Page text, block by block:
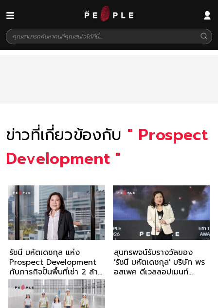
ข่าวที่เกี่ยวข้องกับ " Prospect
Development "
รัชนี มหัตเดชกุล แห่ง
Prospect Development
กับภารกิจปั้นพื้นที่เช่า 2 ล้าน
ตร.ม. ให้เป็น ‘บ้าน’ ของ
ธุรกิจ และดูแลชุมชน สิ่ง
แวดล้อมไปพร้อมกัน
สุนทรพจน์รับรางวัลของ
'รัชนี มหัตเดชกุล' บริษัท พร
อสเพค ดีเวลลอปเมนท์